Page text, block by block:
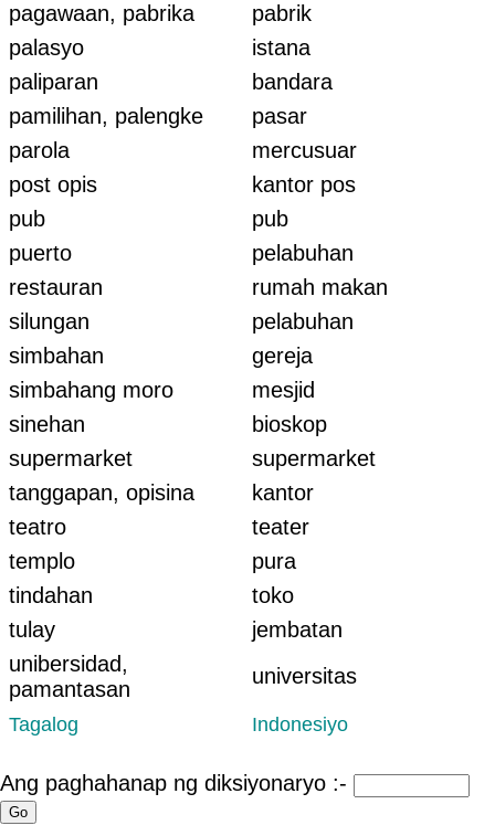
pagawaan, pabrika
pabrik
palasyo
istana
paliparan
bandara
pamilihan, palengke
pasar
parola
mercusuar
post opis
kantor pos
pub
pub
puerto
pelabuhan
restauran
rumah makan
silungan
pelabuhan
simbahan
gereja
simbahang moro
mesjid
sinehan
bioskop
supermarket
supermarket
tanggapan, opisina
kantor
teatro
teater
templo
pura
tindahan
toko
tulay
jembatan
unibersidad,
pamantasan
universitas
Tagalog Indonesiyo
Ang paghahanap ng diksiyonaryo :-